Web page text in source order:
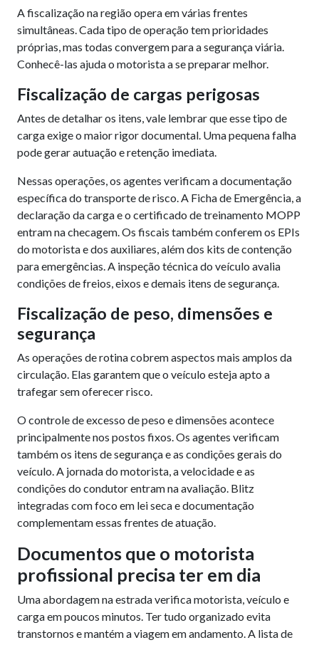
A fiscalização na região opera em várias frentes
simultâneas. Cada tipo de operação tem prioridades
próprias, mas todas convergem para a segurança viária.
Conhecê-las ajuda o motorista a se preparar melhor.
Fiscalização de cargas perigosas
Antes de detalhar os itens, vale lembrar que esse tipo de
carga exige o maior rigor documental. Uma pequena falha
pode gerar autuação e retenção imediata.
Nessas operações, os agentes verificam a documentação
específica do transporte de risco. A Ficha de Emergência, a
declaração da carga e o certificado de treinamento MOPP
entram na checagem. Os fiscais também conferem os EPIs
do motorista e dos auxiliares, além dos kits de contenção
para emergências. A inspeção técnica do veículo avalia
condições de freios, eixos e demais itens de segurança.
Fiscalização de peso, dimensões e
segurança
As operações de rotina cobrem aspectos mais amplos da
circulação. Elas garantem que o veículo esteja apto a
trafegar sem oferecer risco.
O controle de excesso de peso e dimensões acontece
principalmente nos postos fixos. Os agentes verificam
também os itens de segurança e as condições gerais do
veículo. A jornada do motorista, a velocidade e as
condições do condutor entram na avaliação. Blitz
integradas com foco em lei seca e documentação
complementam essas frentes de atuação.
Documentos que o motorista
profissional precisa ter em dia
Uma abordagem na estrada verifica motorista, veículo e
carga em poucos minutos. Ter tudo organizado evita
transtornos e mantém a viagem em andamento. A lista de